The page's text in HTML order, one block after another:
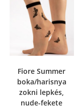
Fiore Summer
boka/harisnya
zokni lepkés,
nude-fekete